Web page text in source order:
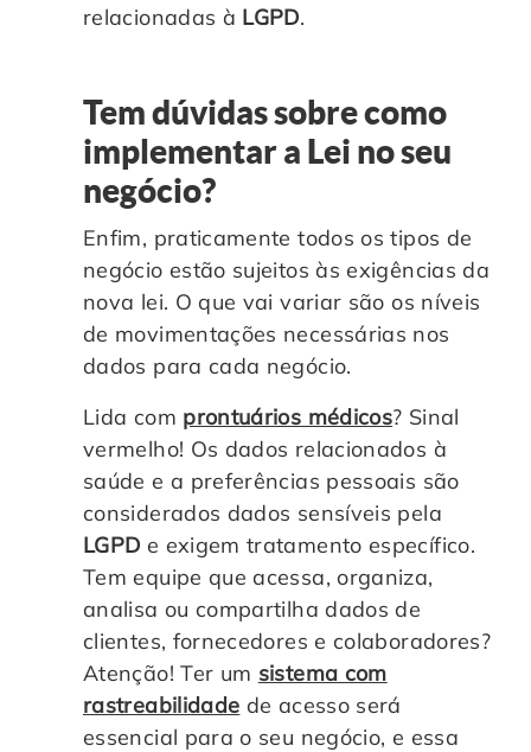
relacionadas à LGPD.
Tem dúvidas sobre como
implementar a Lei no seu
negócio?
Enfim, praticamente todos os tipos de
negócio estão sujeitos às exigências da
nova lei. O que vai variar são os níveis
de movimentações necessárias nos
dados para cada negócio.
Lida com prontuários médicos? Sinal
vermelho! Os dados relacionados à
saúde e a preferências pessoais são
considerados dados sensíveis pela
LGPD e exigem tratamento específico.
Tem equipe que acessa, organiza,
analisa ou compartilha dados de
clientes, fornecedores e colaboradores?
Atenção! Ter um sistema com
rastreabilidade de acesso será
essencial para o seu negócio, e essa